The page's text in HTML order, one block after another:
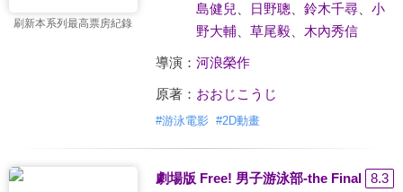
刷新本系列最高票房紀錄
島健兒
日野聰 鈴木千尋、 小
野大輔、 草尾毅、 木內秀信
導演： 河浪榮作
原著： おおじこうじ
#游泳電影 #2D動畫
劇場版 Free! 男子游泳部-the Final 8.3